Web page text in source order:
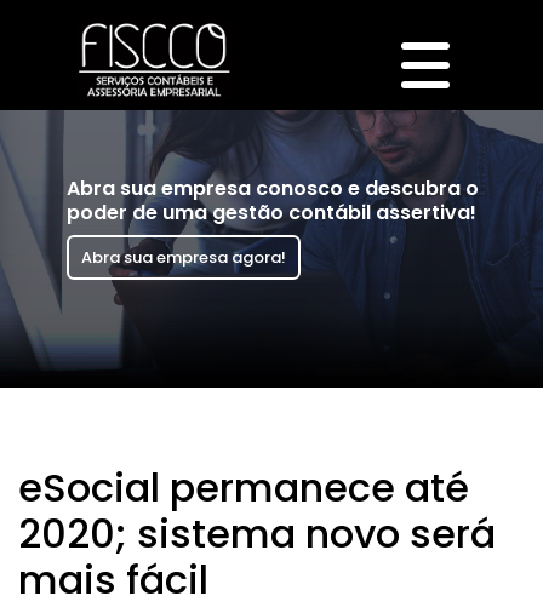
Abra sua empresa conosco e descubra o
poder de uma gestão contábil assertiva!
Abra sua empresa agora!
eSocial permanece até
2020; sistema novo será
mais fácil